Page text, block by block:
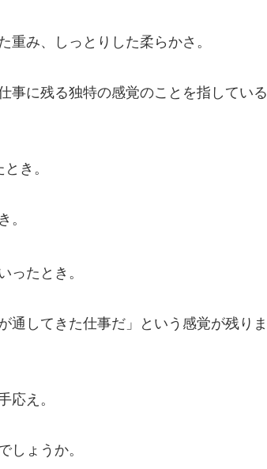
み、しっとりした柔らかさ。
事に残る独特の感覚のことを指している
き。
。
ったとき。
通してきた仕事だ」という感覚が残りま
応え。
しょうか。